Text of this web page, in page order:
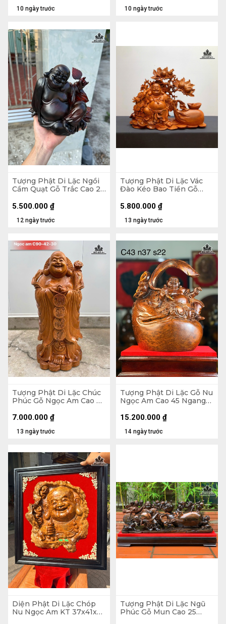
10 ngày trước 10 ngày trước
Tượng Phật Di Lặc Ngồi
Cầm Quạt Gỗ Trắc Cao 20
12 ngày trước
5.500.000 ₫
Tượng Phật Di Lặc Vác
Đào Kéo Bao Tiền Gỗ
Sâu 18 (cm)
13 ngày trước
5.800.000 ₫
Tượng Phật Di Lặc Chúc
Phúc Gỗ Ngọc Am Cao 90
13 ngày trước
7.000.000 ₫
Tượng Phật Di Lặc Gỗ Nu
Ngọc Am Cao 45 Ngang
14 ngày trước
15.200.000 ₫
Diện Phật Di Lặc Chóp
Nu Ngọc Am KT 37x41x7
Tượng Phật Di Lặc Ngũ
Phúc Gỗ Mun Cao 25